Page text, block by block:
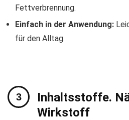
Fettverbrennung.
Einfach in der Anwendung:
für den Alltag.
Inhaltsstoffe.
Wirkstoff